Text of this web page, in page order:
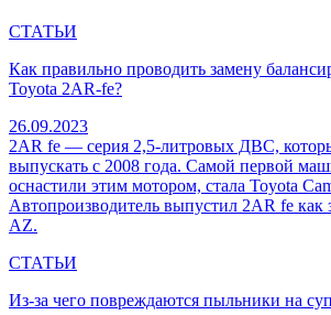
СТАТЬИ
Как правильно проводить замену
Toyota 2AR-fe?
26.09.2023
2AR fe — серия 2,5-литровых ДВС,
выпускать с 2008 года. Самой первой
оснастили этим мотором, стала Toyota
Автопроизводитель выпустил 2AR fe как
AZ.
СТАТЬИ
Из-за чего повреждаются пыльники на